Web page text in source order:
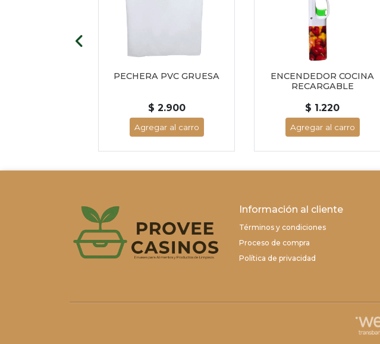
PECHERA PVC GRUESA
$ 2.900
Agregar al carro
ENCENDEDOR COCINA
RECARGABLE
$ 1.220
Agregar al carro
Información al cliente
Términos y condiciones
Proceso de compra
Política de privacidad